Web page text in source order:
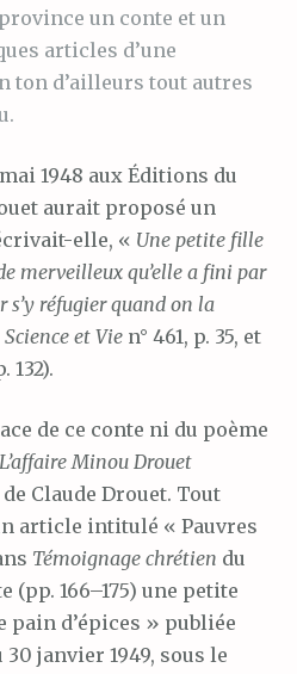
un conte et un
articles d’une
ton d’ailleurs tout autres
1948 aux Éditions du
aurait proposé un
elle, « Une petite fille
merveilleux qu’elle a fini par
s’y réfugier quand on la
Science et Vie n° 461, p. 35, et
132).
de ce conte ni du poème
L’affaire Minou Drouet
Claude Drouet. Tout
article intitulé « Pauvres
Témoignage chrétien du
(pp. 166–175) une petite
d’épices » publiée
30 janvier 1949, sous le